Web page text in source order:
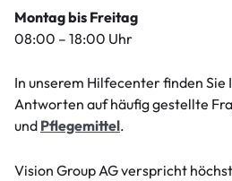
Montag bis Freitag
08:00 – 18:00 Uhr
In unserem Hilfecenter finden
Antworten auf häufig gestellte
und Pflegemittel.
Vision Group AG verspricht